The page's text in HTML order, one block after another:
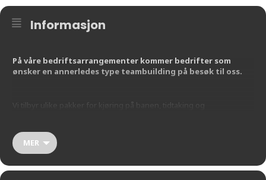
Informasjon
På våre bedriftsarrangementer kommer bedrifter som
ønsker en annerledes type teambuilding på besøk til oss.
Vi tilbyr ulike pakker for kjøring på banen, tidtaking og
banen, overnatting på et nærliggende hotell, og andre flotte
opplevelser, eller et dagsbesøk.
MER